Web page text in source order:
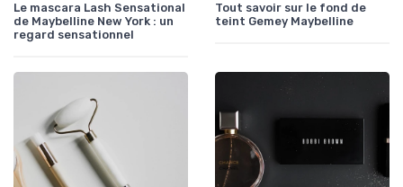
Le mascara Lash Sensational
de Maybelline New York : un
regard sensationnel
Tout savoir sur le fond de
teint Gemey Maybelline